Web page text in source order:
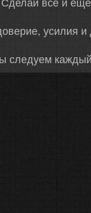
всё и
усилия и
следуем